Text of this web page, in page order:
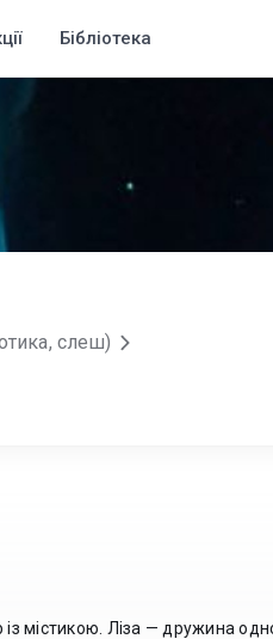
Бібліотека
слеш)
одного з